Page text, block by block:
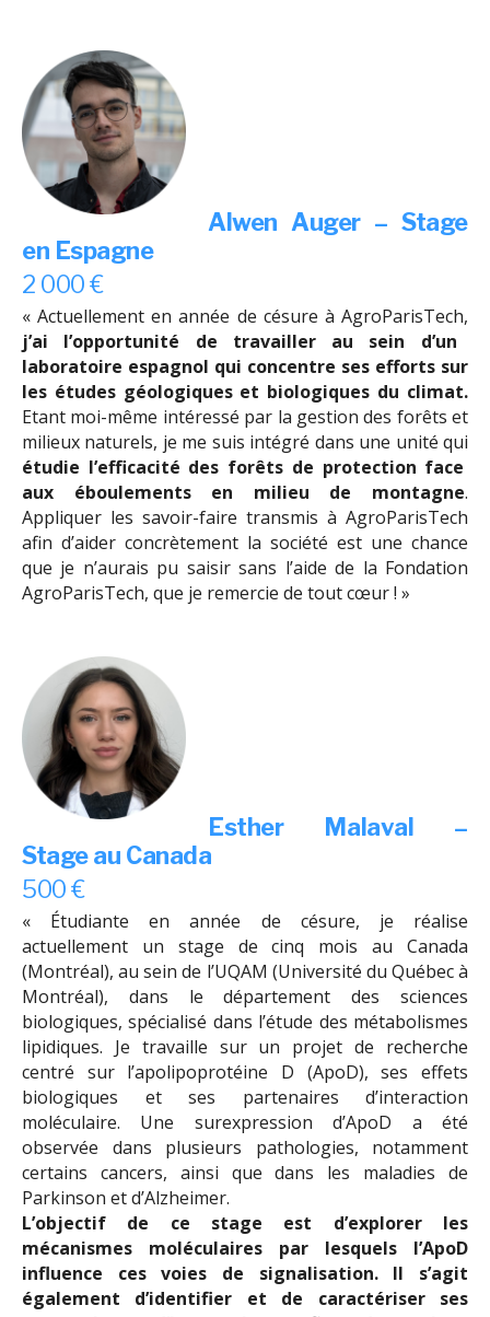
Alwen Auger – Stage
en Espagne
2 000 €
« Actuellement en année de césure à AgroParisTech,
j’ai l’opportunité de travailler au sein d’un
laboratoire espagnol qui concentre ses efforts sur
les études géologiques et biologiques du climat.
Etant moi-même intéressé par la gestion des forêts et
milieux naturels, je me suis intégré dans une unité qui
étudie l’efficacité des forêts de protection face
aux éboulements en milieu de montagne.
Appliquer les savoir-faire transmis à AgroParisTech
afin d’aider concrètement la société est une chance
que je n’aurais pu saisir sans l’aide de la Fondation
AgroParisTech, que je remercie de tout cœur ! »
Esther Malaval –
Stage au Canada
500 €
« Étudiante en année de césure, je réalise
actuellement un stage de cinq mois au Canada
(Montréal), au sein de l’UQAM (Université du Québec à
Montréal), dans le département des sciences
biologiques, spécialisé dans l’étude des métabolismes
lipidiques. Je travaille sur un projet de recherche
centré sur l’apolipoprotéine D (ApoD), ses effets
biologiques et ses partenaires d’interaction
moléculaire. Une surexpression d’ApoD a été
observée dans plusieurs pathologies, notamment
certains cancers, ainsi que dans les maladies de
Parkinson et d’Alzheimer.
L’objectif de ce stage est d’explorer les
mécanismes moléculaires par lesquels l’ApoD
influence ces voies de signalisation. Il s’agit
également d’identifier et de caractériser ses